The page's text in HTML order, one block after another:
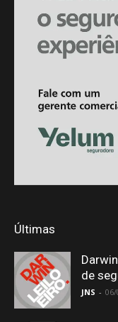
Últimas
de
JNS - 06/